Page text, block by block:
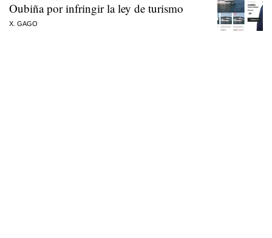
Oubiña por infringir la ley de turismo
X. GAGO